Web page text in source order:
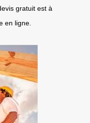
gratuit est à
en ligne.